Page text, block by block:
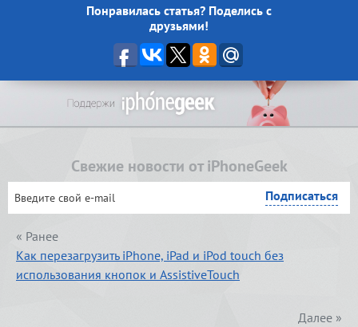
Понравилась статья? Поделись с
друзьями!
Свежие новости от iPhoneGeek
« Ранее
Как перезагрузить iPhone, iPad и iPod touch без
использования кнопок и AssistiveTouch
Далее »